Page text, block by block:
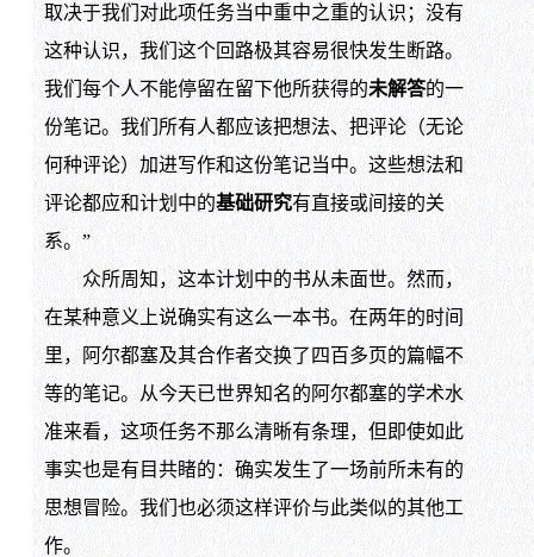
取决于我们对此项任务当中重中之重的认识；没有
这种认识，我们这个回路极其容易很快发生断路。
我们每个人不能停留在留下他所获得的未解答的一
份笔记。我们所有人都应该把想法、把评论（无论
何种评论）加进写作和这份笔记当中。这些想法和
评论都应和计划中的基础研究有直接或间接的关
系。”
众所周知，这本计划中的书从未面世。然而，
在某种意义上说确实有这么一本书。在两年的时间
里，阿尔都塞及其合作者交换了四百多页的篇幅不
等的笔记。从今天已世界知名的阿尔都塞的学术水
准来看，这项任务不那么清晰有条理，但即使如此
事实也是有目共睹的：确实发生了一场前所未有的
思想冒险。我们也必须这样评价与此类似的其他工
作。